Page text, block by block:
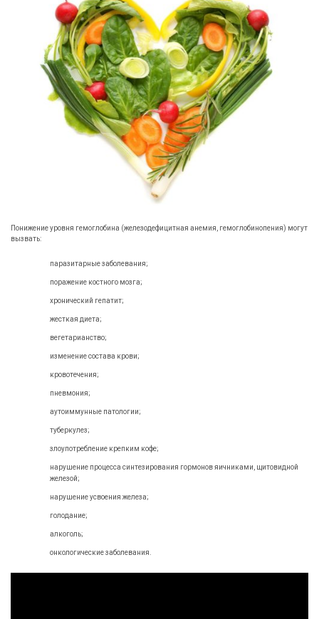
Понижение уровня гемоглобина (железодефицитная анемия, гемоглобинопения) могут
вызвать:
паразитарные заболевания;
поражение костного мозга;
хронический гепатит;
жесткая диета;
вегетарианство;
изменение состава крови;
кровотечения;
пневмония;
аутоиммунные патологии;
туберкулез;
злоупотребление крепким кофе;
нарушение процесса синтезирования гормонов яичниками, щитовидной
железой;
нарушение усвоения железа;
голодание;
алкоголь;
онкологические заболевания.